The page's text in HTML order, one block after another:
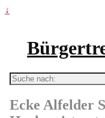
↓
Suche
nach:
Ecke Alfelder